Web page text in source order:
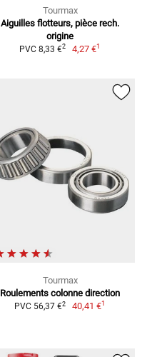
Tourmax
Aiguilles flotteurs, pièce rech.
origine
PVC 8,33 €2 4,27 €1
Tourmax
Roulements colonne direction
PVC 56,37 €2 40,41 €1